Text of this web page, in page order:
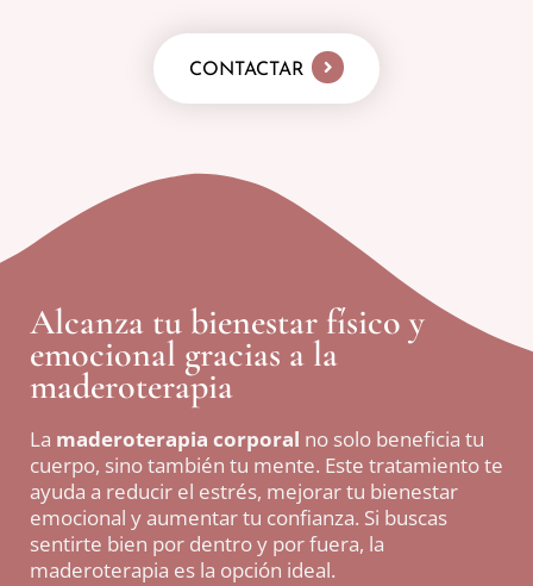
CONTACTAR
Alcanza tu bienestar físico y
emocional gracias a la
maderoterapia
La maderoterapia corporal no solo beneficia tu
cuerpo, sino también tu mente. Este tratamiento te
ayuda a reducir el estrés, mejorar tu bienestar
emocional y aumentar tu confianza. Si buscas
sentirte bien por dentro y por fuera, la
maderoterapia es la opción ideal.